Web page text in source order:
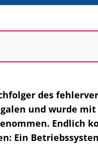
des
und wurde
Endlich
Ein